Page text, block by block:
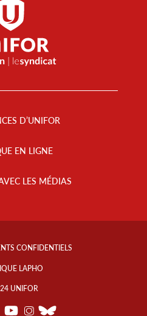
D’UNIFOR
EN LIGNE
LES MÉDIAS
CONFIDENTIELS
LAPHO
UNIFOR